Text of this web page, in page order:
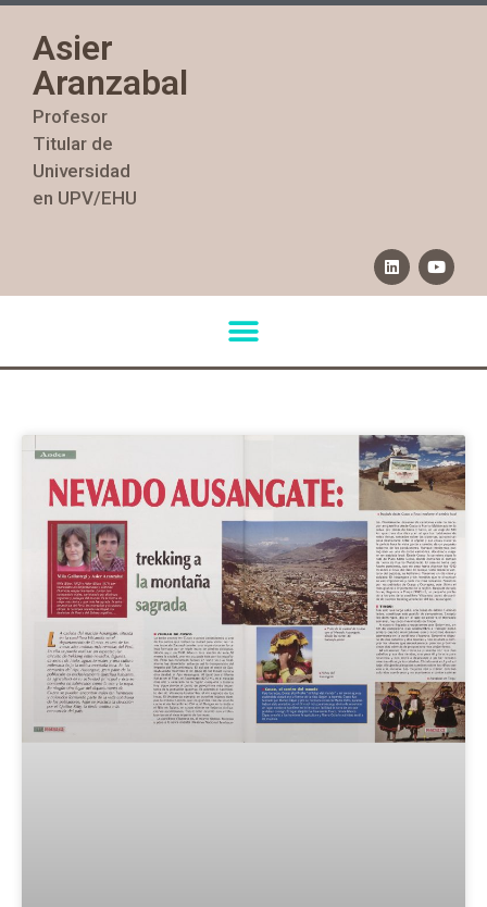
Asier
Aranzabal
Profesor
Titular de
Universidad
en UPV/EHU